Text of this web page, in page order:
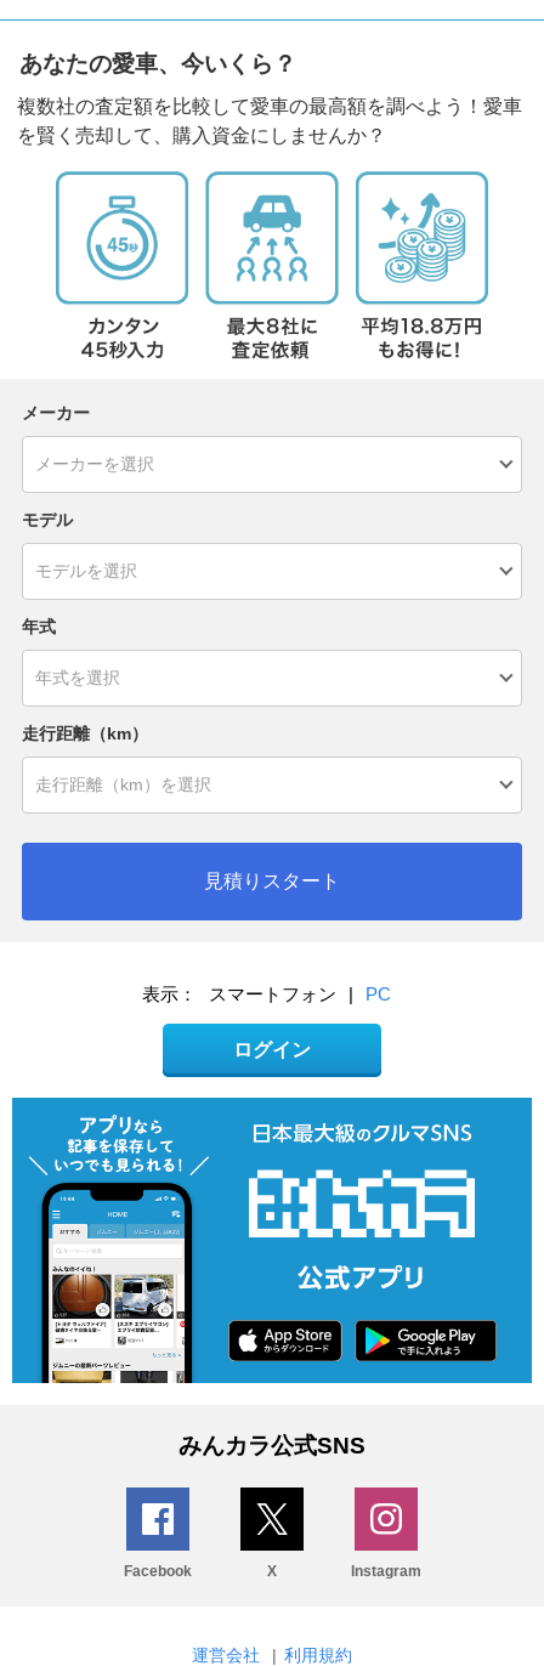
あなたの愛車、今いくら？
複数社の査定額を比較して愛車の最高額を調べよう！愛車
を賢く売却して、購入資金にしませんか？
メーカー
モデル
年式
走行距離（km）
見積りスタート
表示： スマートフォン | PC
ログイン
みんカラ公式SNS
Facebook X Instagram
運営会社 | 利用規約